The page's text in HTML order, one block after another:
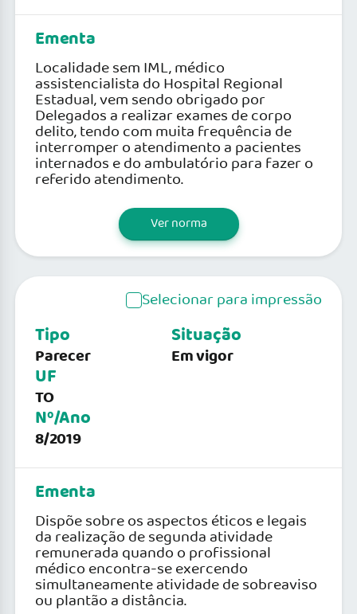
Ementa
Localidade sem IML, médico
assistencialista do Hospital Regional
Estadual, vem sendo obrigado por
Delegados a realizar exames de corpo
delito, tendo com muita frequência de
interromper o atendimento a pacientes
internados e do ambulatório para fazer o
referido atendimento.
Ver norma
Selecionar para impressão
Tipo
Parecer
UF
TO
Nº/Ano
8/2019
Situação
Em vigor
Ementa
Dispõe sobre os aspectos éticos e legais
da realização de segunda atividade
remunerada quando o profissional
médico encontra-se exercendo
simultaneamente atividade de sobreaviso
ou plantão a distância.